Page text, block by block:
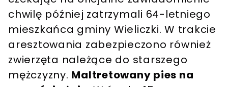
chwilę później zatrzymali 64-letniego
mieszkańca gminy Wieliczki. W trakcie
aresztowania zabezpieczono również
zwierzęta należące do starszego
mężczyzny. Maltretowany pies na